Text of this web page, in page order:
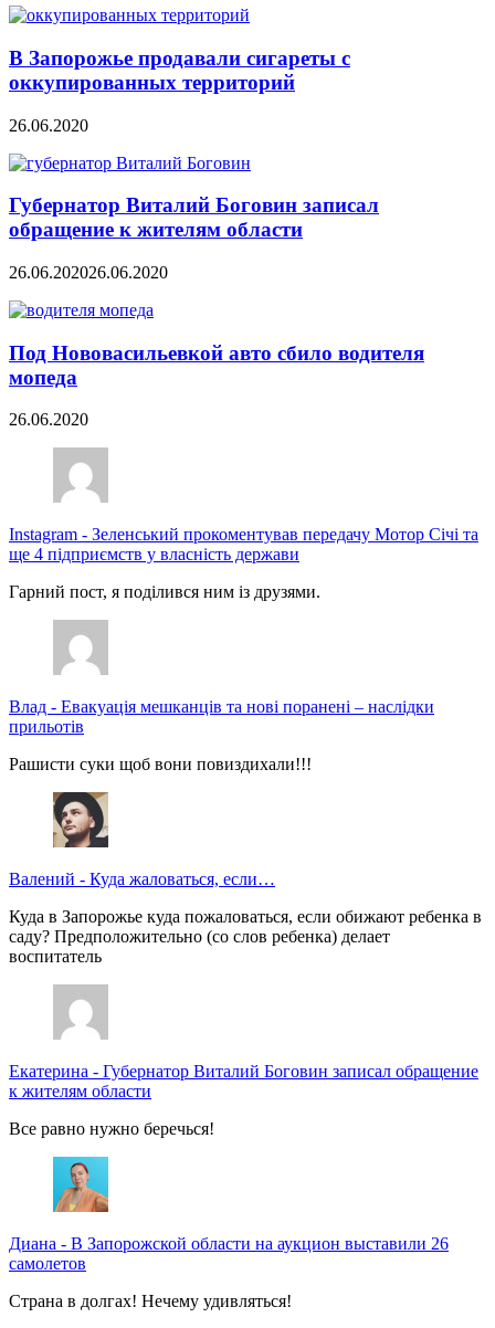
В Запорожье продавали сигареты с
оккупированных территорий
26.06.2020
Губернатор Виталий Боговин записал
обращение к жителям области
26.06.202026.06.2020
Под Нововасильевкой авто сбило водителя
мопеда
26.06.2020
Instagram - Зеленський прокоментував передачу Мотор Січі та
ще 4 підприємств у власність держави
Гарний пост, я поділився ним із друзями.
Влад - Евакуація мешканців та нові поранені – наслідки
прильотів
Рашисти суки щоб вони повиздихали!!!
Валений - Куда жаловаться, если…
Куда в Запорожье куда пожаловаться, если обижают ребенка в
саду? Предположительно (со слов ребенка) делает
воспитатель
Екатерина - Губернатор Виталий Боговин записал обращение
к жителям области
Все равно нужно беречься!
Диана - В Запорожской области на аукцион выставили 26
самолетов
Страна в долгах! Нечему удивляться!